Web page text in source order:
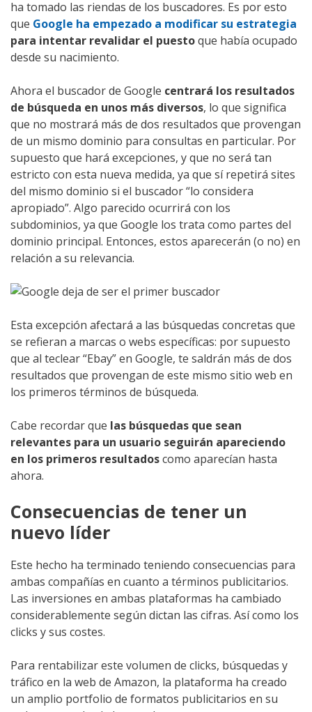
ha tomado las riendas de los buscadores. Es por esto
que Google ha empezado a modificar su estrategia
para intentar revalidar el puestoque había ocupado
desde su nacimiento.
Ahora el buscador de Google centrará los resultados
de búsqueda en unos más diversos, lo que significa
que no mostrará más de dos resultados que provengan
de un mismo dominio para consultas en particular. Por
supuesto que hará excepciones, y que no será tan
estricto con esta nueva medida, ya que sí repetirá sites
del mismo dominio si el buscador “lo considera
apropiado”. Algo parecido ocurrirá con los
subdominios, ya que Google los trata como partes del
dominio principal. Entonces, estos aparecerán (o no) en
relación a su relevancia.
Esta excepción afectará a las búsquedas concretas que
se refieran a marcas o webs específicas: por supuesto
que al teclear “Ebay” en Google, te saldrán más de dos
resultados que provengan de este mismo sitio web en
los primeros términos de búsqueda.
Cabe recordar que las búsquedas que sean
relevantes para un usuario seguirán apareciendo
en los primeros resultadoscomo aparecían hasta
ahora.
Consecuencias de tener un
nuevo líder
Este hecho ha terminado teniendo consecuencias para
ambas compañías en cuanto a términos publicitarios.
Las inversiones en ambas plataformas ha cambiado
considerablemente según dictan las cifras. Así como los
clicks y sus costes.
Para rentabilizar este volumen de clicks, búsquedas y
tráfico en la web de Amazon, la plataforma ha creado
un amplio portfolio de formatos publicitarios en su